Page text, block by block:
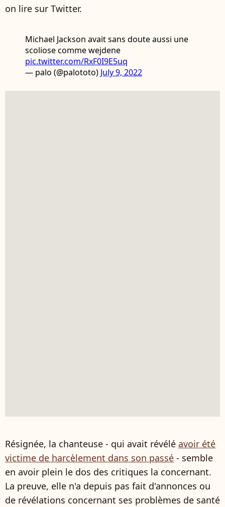
on lire sur Twitter.
Michael Jackson avait sans doute aussi une
scoliose comme wejdene
pic.twitter.com/RxF0I9E5uq
— palo (@palototo) July 9, 2022
Résignée, la chanteuse - qui avait révélé avoir été
victime de harcèlement dans son passé - semble
en avoir plein le dos des critiques la concernant.
La preuve, elle n'a depuis pas fait d'annonces ou
de révélations concernant ses problèmes de santé